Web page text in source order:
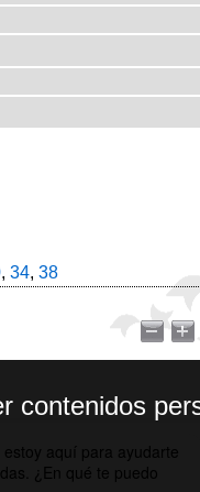
, 34, 38
contenidos